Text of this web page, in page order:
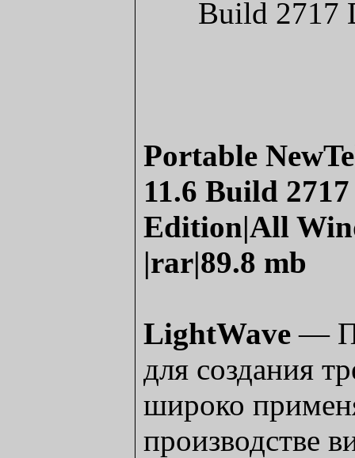
Portable
11.6 Build
Edition|All
|rar|89.8 mb
LightWave —
для создания
широко
производстве